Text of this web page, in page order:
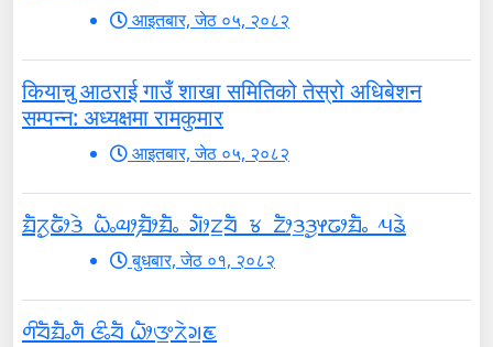
आइतबार, जेठ ०५, २०८२
कियाचु आठराई गाउँ शाखा समितिको तेस्रो अधिबेशन
सम्पन्न: अध्यक्षमा रामकुमार
आइतबार, जेठ ०५, २०८२
ᤀᤠᤖᤢᤒᤥᤋᤧ ᤐᤠᤱᤓᤣ᤹ᤀᤥᤀᤠᤱ ᤆᤥᤁ᤻ᤔᤠ ᤃ ᤁᤥᤋ᤻ᤋᤢᤶᤒᤣᤀᤠᤱ ᤘᤕᤧ
बुधबार, जेठ ०१, २०८२
ᤛᤡᤔᤠᤀᤠᤱᤛᤠ ᤜᤡᤱᤔᤠ ᤐᤥᤅ᤻ᤖᤧᤆ᤻ᤇ